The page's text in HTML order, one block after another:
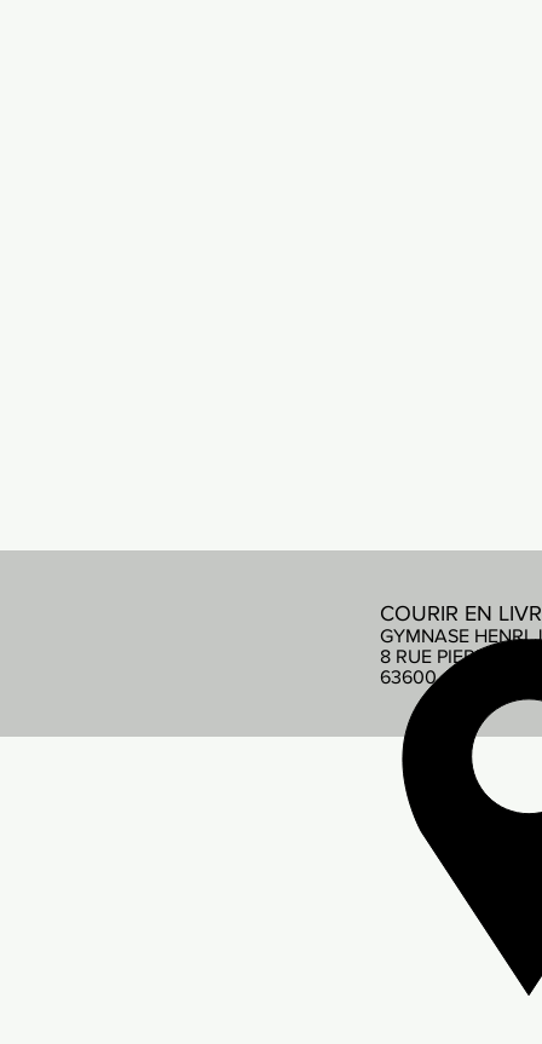
COURIR EN
GYMNASE HENRI
8 RUE PIERRE DE
63600 AMBERT